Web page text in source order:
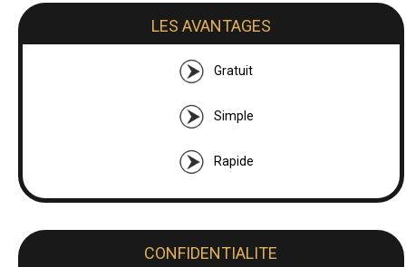
LES AVANTAGES
Gratuit
Simple
Rapide
CONFIDENTIALITE